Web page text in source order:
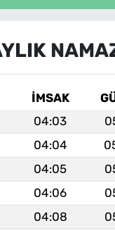
İMSAK
04:03
04:04
04:05
04:06
04:08